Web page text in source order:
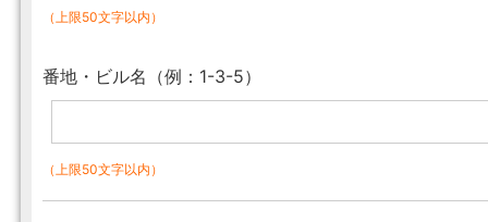
（上限50文字以内）
番地・ビル名（例：1-3-5）
（上限50文字以内）